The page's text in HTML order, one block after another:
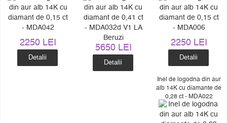
2250 LEI
Detalii
5650 LEI
Detalii
2250 LEI
Detalii
Inel de logodna din aur
alb 14K cu diamante de
0,28 ct - MDA022